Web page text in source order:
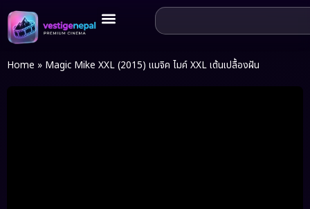
Home » Magic Mike XXL (2015) แมจิค ไมค์ XXL เต้นเปลื้องฝัน